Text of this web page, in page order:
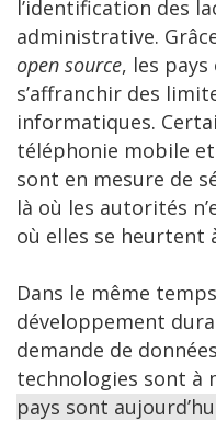
l’identification des
administrative.
open source, les
s’affranchir des
informatiques.
téléphonie mobile
sont en mesure de
là où les autorités
où elles se heurtent
Dans le même
développement
demande de
technologies sont à
pays sont